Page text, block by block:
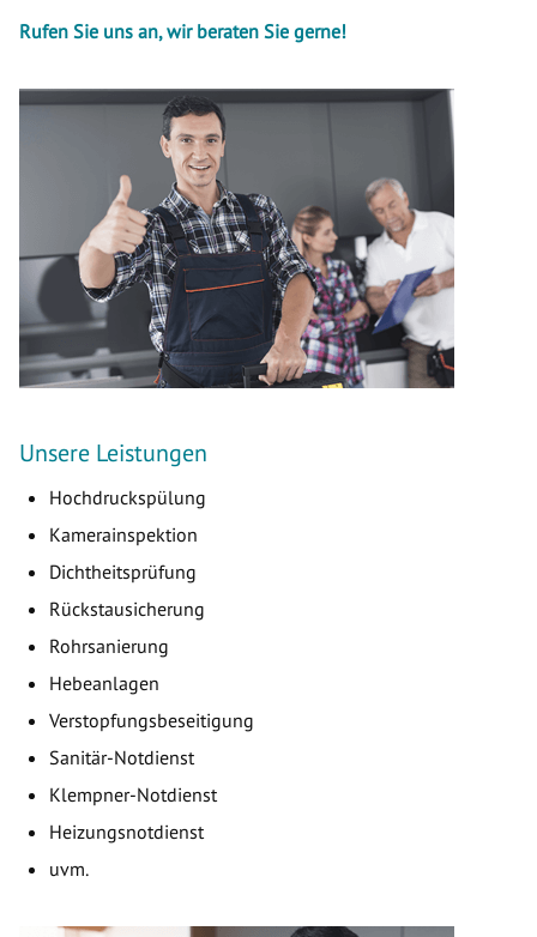
Rufen Sie uns an, wir beraten Sie gerne!
Unsere Leistungen
Hochdruckspülung
Kamerainspektion
Dichtheitsprüfung
Rückstausicherung
Rohrsanierung
Hebeanlagen
Verstopfungsbeseitigung
Sanitär-Notdienst
Klempner-Notdienst
Heizungsnotdienst
uvm.